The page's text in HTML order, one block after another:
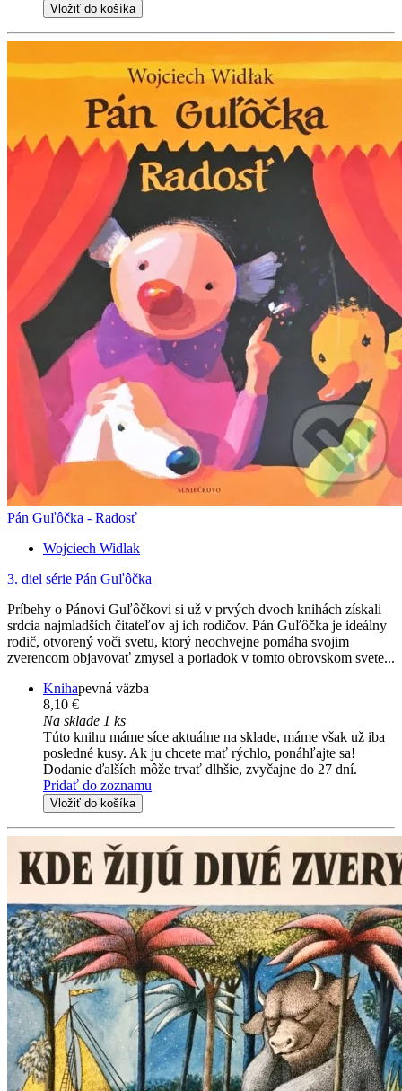
Vložiť do košíka
Pán Guľôčka - Radosť
Wojciech Widlak
3. diel série Pán Guľôčka
Príbehy o Pánovi Guľôčkovi si už v prvých dvoch knihách získali
srdcia najmladších čitateľov aj ich rodičov. Pán Guľôčka je ideálny
rodič, otvorený voči svetu, ktorý neochvejne pomáha svojim
zverencom objavovať zmysel a poriadok v tomto obrovskom svete...
Knihapevná väzba
8,10 €
Na sklade 1 ks
Túto knihu máme síce aktuálne na sklade, máme však už iba
posledné kusy. Ak ju chcete mať rýchlo, ponáhľajte sa!
Dodanie ďalších môže trvať dlhšie, zvyčajne do 27 dní.
Pridať do zoznamu
Vložiť do košíka